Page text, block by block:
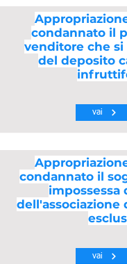
condannato il
venditore che si
del deposito
vai
condannato il
impossessa
dell'associazione
vai